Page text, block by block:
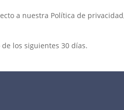
a nuestra Política de
los siguientes 30 días.